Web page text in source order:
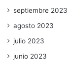
septiembre 2023
agosto 2023
julio 2023
junio 2023